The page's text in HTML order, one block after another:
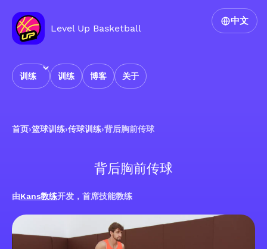
Level Up Basketball
训练 训练 博客 关于
中文
首页›篮球训练›传球训练›背后胸前传球
背后胸前传球
由Kans教练开发，首席技能教练